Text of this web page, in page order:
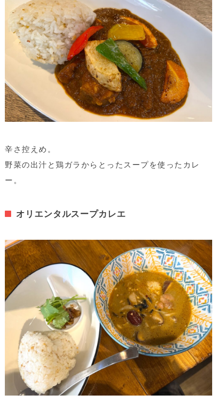
辛さ控えめ。
野菜の出汁と鶏ガラからとったスープを使ったカレ
ー。
オリエンタルスープカレエ